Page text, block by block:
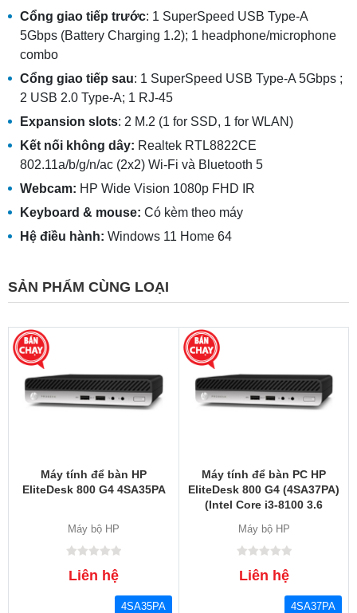
Cổng giao tiếp trước: 1 SuperSpeed USB Type-A
5Gbps (Battery Charging 1.2); 1 headphone/microphone
combo
Cổng giao tiếp sau: 1 SuperSpeed USB Type-A 5Gbps ;
2 USB 2.0 Type-A; 1 RJ-45
Expansion slots: 2 M.2 (1 for SSD, 1 for WLAN)
Kết nối không dây: Realtek RTL8822CE
802.11a/b/g/n/ac (2x2) Wi-Fi và Bluetooth 5
Webcam: HP Wide Vision 1080p FHD IR
Keyboard & mouse: Có kèm theo máy
Hệ điều hành: Windows 11 Home 64
SẢN PHẨM CÙNG LOẠI
Máy tính để bàn HP
EliteDesk 800 G4 4SA35PA
Máy bộ HP
Liên hệ
4SA35PA
Máy tính để bàn PC HP
EliteDesk 800 G4 (4SA37PA)
(Intel Core i3-8100 3.6
UHD Graphics 630/Free
DOS)
Máy bộ HP
Liên hệ
4SA37PA